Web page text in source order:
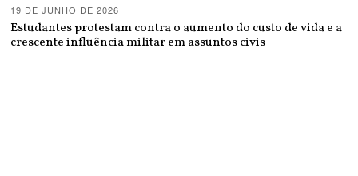
19 DE JUNHO DE 2026
Estudantes protestam contra o aumento do custo de vida e a
crescente influência militar em assuntos civis